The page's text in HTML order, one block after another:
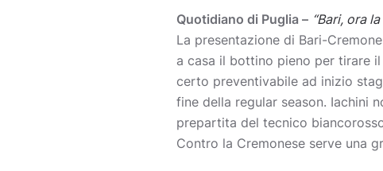
Quotidiano di Puglia – “Bari, ora
La presentazione di Bari-
a casa il bottino pieno per tirare
certo preventivabile ad inizio
fine della regular season. Iachini
prepartita del tecnico
Contro la Cremonese serve una